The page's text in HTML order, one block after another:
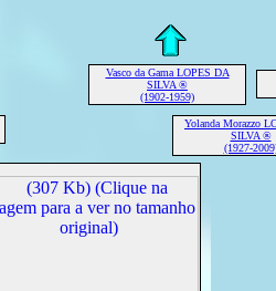
Vasco da Gama LOPES DA
SILVA ®
(1902-1959)
Yolanda Morazzo
SILVA ®
(1927-